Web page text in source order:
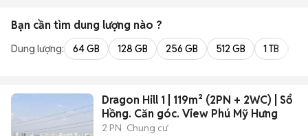
Bạn cần tìm dung lượng nào ?
Dung lượng: 64 GB 128 GB 256 GB 512 GB 1 TB
Dragon Hill 1 | 119m² (2PN + 2WC) | Sổ
Hồng. Căn góc. View Phú Mỹ Hưng
2 PN Chung cư